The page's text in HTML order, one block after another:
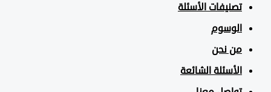
تصنيفات الأسئلة
الوسوم
من نحن
الأسئلة الشائعة